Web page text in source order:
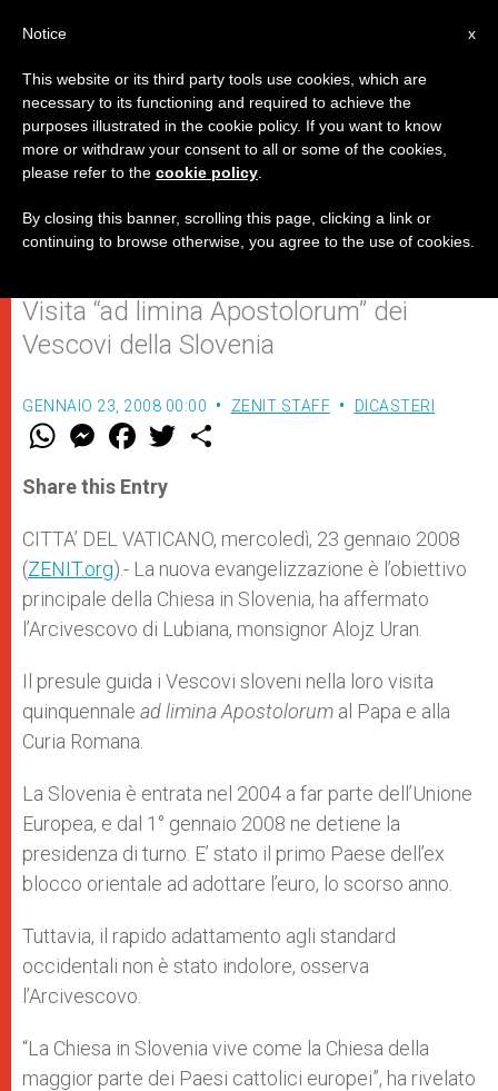
Arcivescovo sloveno: la Chiesa
punta sulla nuova
evangelizzazione
Visita “ad limina Apostolorum” dei
Vescovi della Slovenia
GENNAIO 23, 2008 00:00 ZENIT STAFF DICASTERI
W
t
s
p
p
M
e
s
e
g
e
r
F
a
e
b
o
k
w
r
Share this Entry
CITTA’ DEL VATICANO, mercoledì, 23 gennaio 2008
(ZENIT.org).- La nuova evangelizzazione è l’obiettivo
principale della Chiesa in Slovenia, ha affermato
l’Arcivescovo di Lubiana, monsignor Alojz Uran.
Il presule guida i Vescovi sloveni nella loro visita
quinquennale ad limina Apostolorum al Papa e alla
Curia Romana.
La Slovenia è entrata nel 2004 a far parte dell’Unione
Europea, e dal 1° gennaio 2008 ne detiene la
presidenza di turno. E’ stato il primo Paese dell’ex
blocco orientale ad adottare l’euro, lo scorso anno.
Tuttavia, il rapido adattamento agli standard
occidentali non è stato indolore, osserva
l’Arcivescovo.
“La Chiesa in Slovenia vive come la Chiesa della
maggior parte dei Paesi cattolici europei”, ha rivelato
x
Notice
This website or its third party tools use cookies, which are
necessary to its functioning and required to achieve the
purposes illustrated in the cookie policy. If you want to know
more or withdraw your consent to all or some of the cookies,
please refer to the cookie policy
By closing this banner, scrolling this page, clicking a link or
continuing to browse otherwise, you agree to the use of cookies.